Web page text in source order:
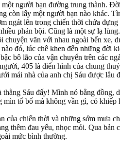
người bạn đường trung thành.
còn lấy một người bạn nào khác.
ngát lên trong chiến thời chứa
phản bội. Cũng là một sự lạ
chuyện vãn với nhau ngoài bến xe,
đó, lúc chê khen đến những đời
bô lão của vận chuyển trên các
405 là điển hình của chung
mái nhà của anh chị Sáu được lâu
thằng Sáu đấy! Mình nó bằng đồng,
mìn tổ bố mà không vần gì, có khiếp
của chiến thời và những sớm mưa
thêm đau yếu, nhọc mỏi. Qua bản
mức bình thường.